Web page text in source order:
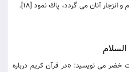
انزجار آنان می گردد، پاك نمود [18].
خضر می نويسيد: «در قرآن كريم درباره